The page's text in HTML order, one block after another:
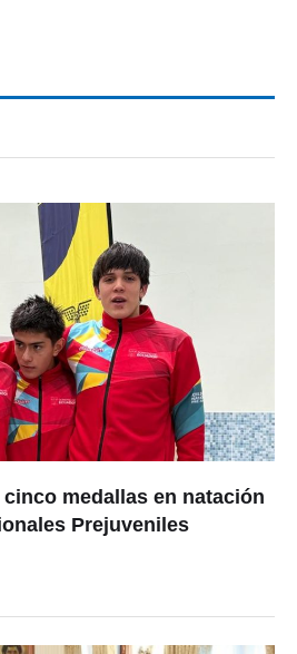
medallas en natación
Prejuveniles